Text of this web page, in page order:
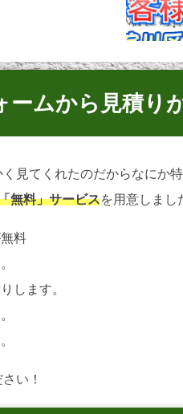
ームから見積り
見てくれたのだからなにか
無料」サービスを用意しまし
料
します。
い！